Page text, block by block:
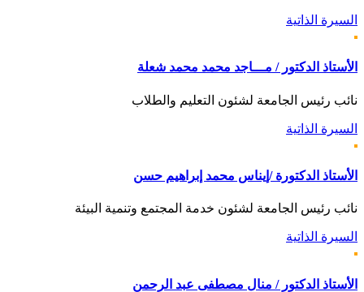
السيرة الذاتية
الأستاذ الدكتور / مـــاجد محمد محمد شعلة
نائب رئيس الجامعة لشئون التعليم والطلاب
السيرة الذاتية
الأستاذ الدكتورة /إيناس محمد إبراهيم حسن
نائب رئيس الجامعة لشئون خدمة المجتمع وتنمية البيئة
السيرة الذاتية
الأستاذ الدكتور / منال مصطفى عبد الرحمن